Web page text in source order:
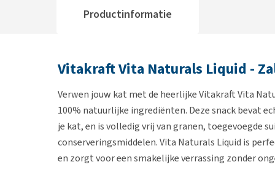
Productinformatie
Vitakraft Vita Naturals Liquid -
Verwen jouw kat met de heerlijke Vitakraft Vita
100% natuurlijke ingrediënten. Deze snack bevat
je kat, en is volledig vrij van granen, toegevoegde
conserveringsmiddelen. Vita Naturals Liquid is
en zorgt voor een smakelijke verrassing zonder